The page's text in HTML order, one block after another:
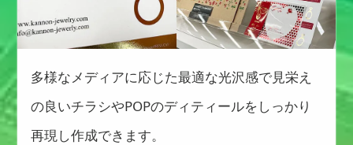
多様なメディアに応じた最適な光沢感で見栄え
の良いチラシやPOPのディティールをしっかり
再現し作成できます。